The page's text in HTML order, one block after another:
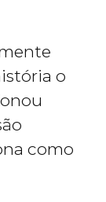
o
como